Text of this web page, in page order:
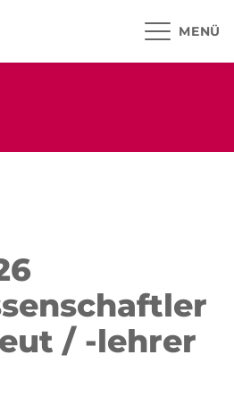
/ -lehrer
MENÜ